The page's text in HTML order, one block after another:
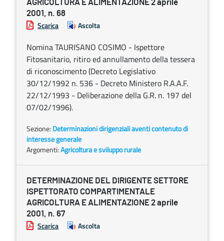
AGRICOLTURA E ALIMENTAZIONE 2 aprile
2001, n. 68
Scarica Ascolta
Nomina TAURISANO COSIMO - Ispettore
Fitosanitario, ritiro ed annullamento della tessera
di riconoscimento (Decreto Legislativo
30/12/1992 n. 536 - Decreto Ministero R.A.A.F.
22/12/1993 - Deliberazione della G.R. n. 197 del
07/02/1996).
Sezione: Determinazioni dirigenziali aventi contenuto di
interesse generale
Argomenti:Agricoltura e sviluppo rurale
DETERMINAZIONE DEL DIRIGENTE SETTORE
ISPETTORATO COMPARTIMENTALE
AGRICOLTURA E ALIMENTAZIONE 2 aprile
2001, n. 67
Scarica Ascolta